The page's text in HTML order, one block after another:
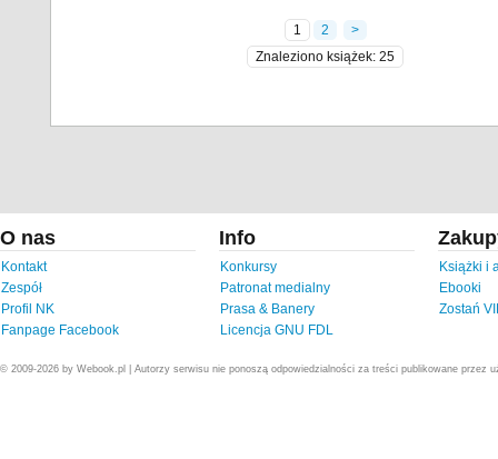
1 2
>
Znaleziono książek: 25
O nas
Kontakt
Zespół
Profil NK
Fanpage Facebook
Info
Konkursy
Patronat medialny
Prasa & Banery
Licencja GNU FDL
Książki i
Ebooki
Zostań
© 2009-2026 by Webook.pl | Autorzy serwisu nie ponoszą odpowiedzialności za treści publikowane przez